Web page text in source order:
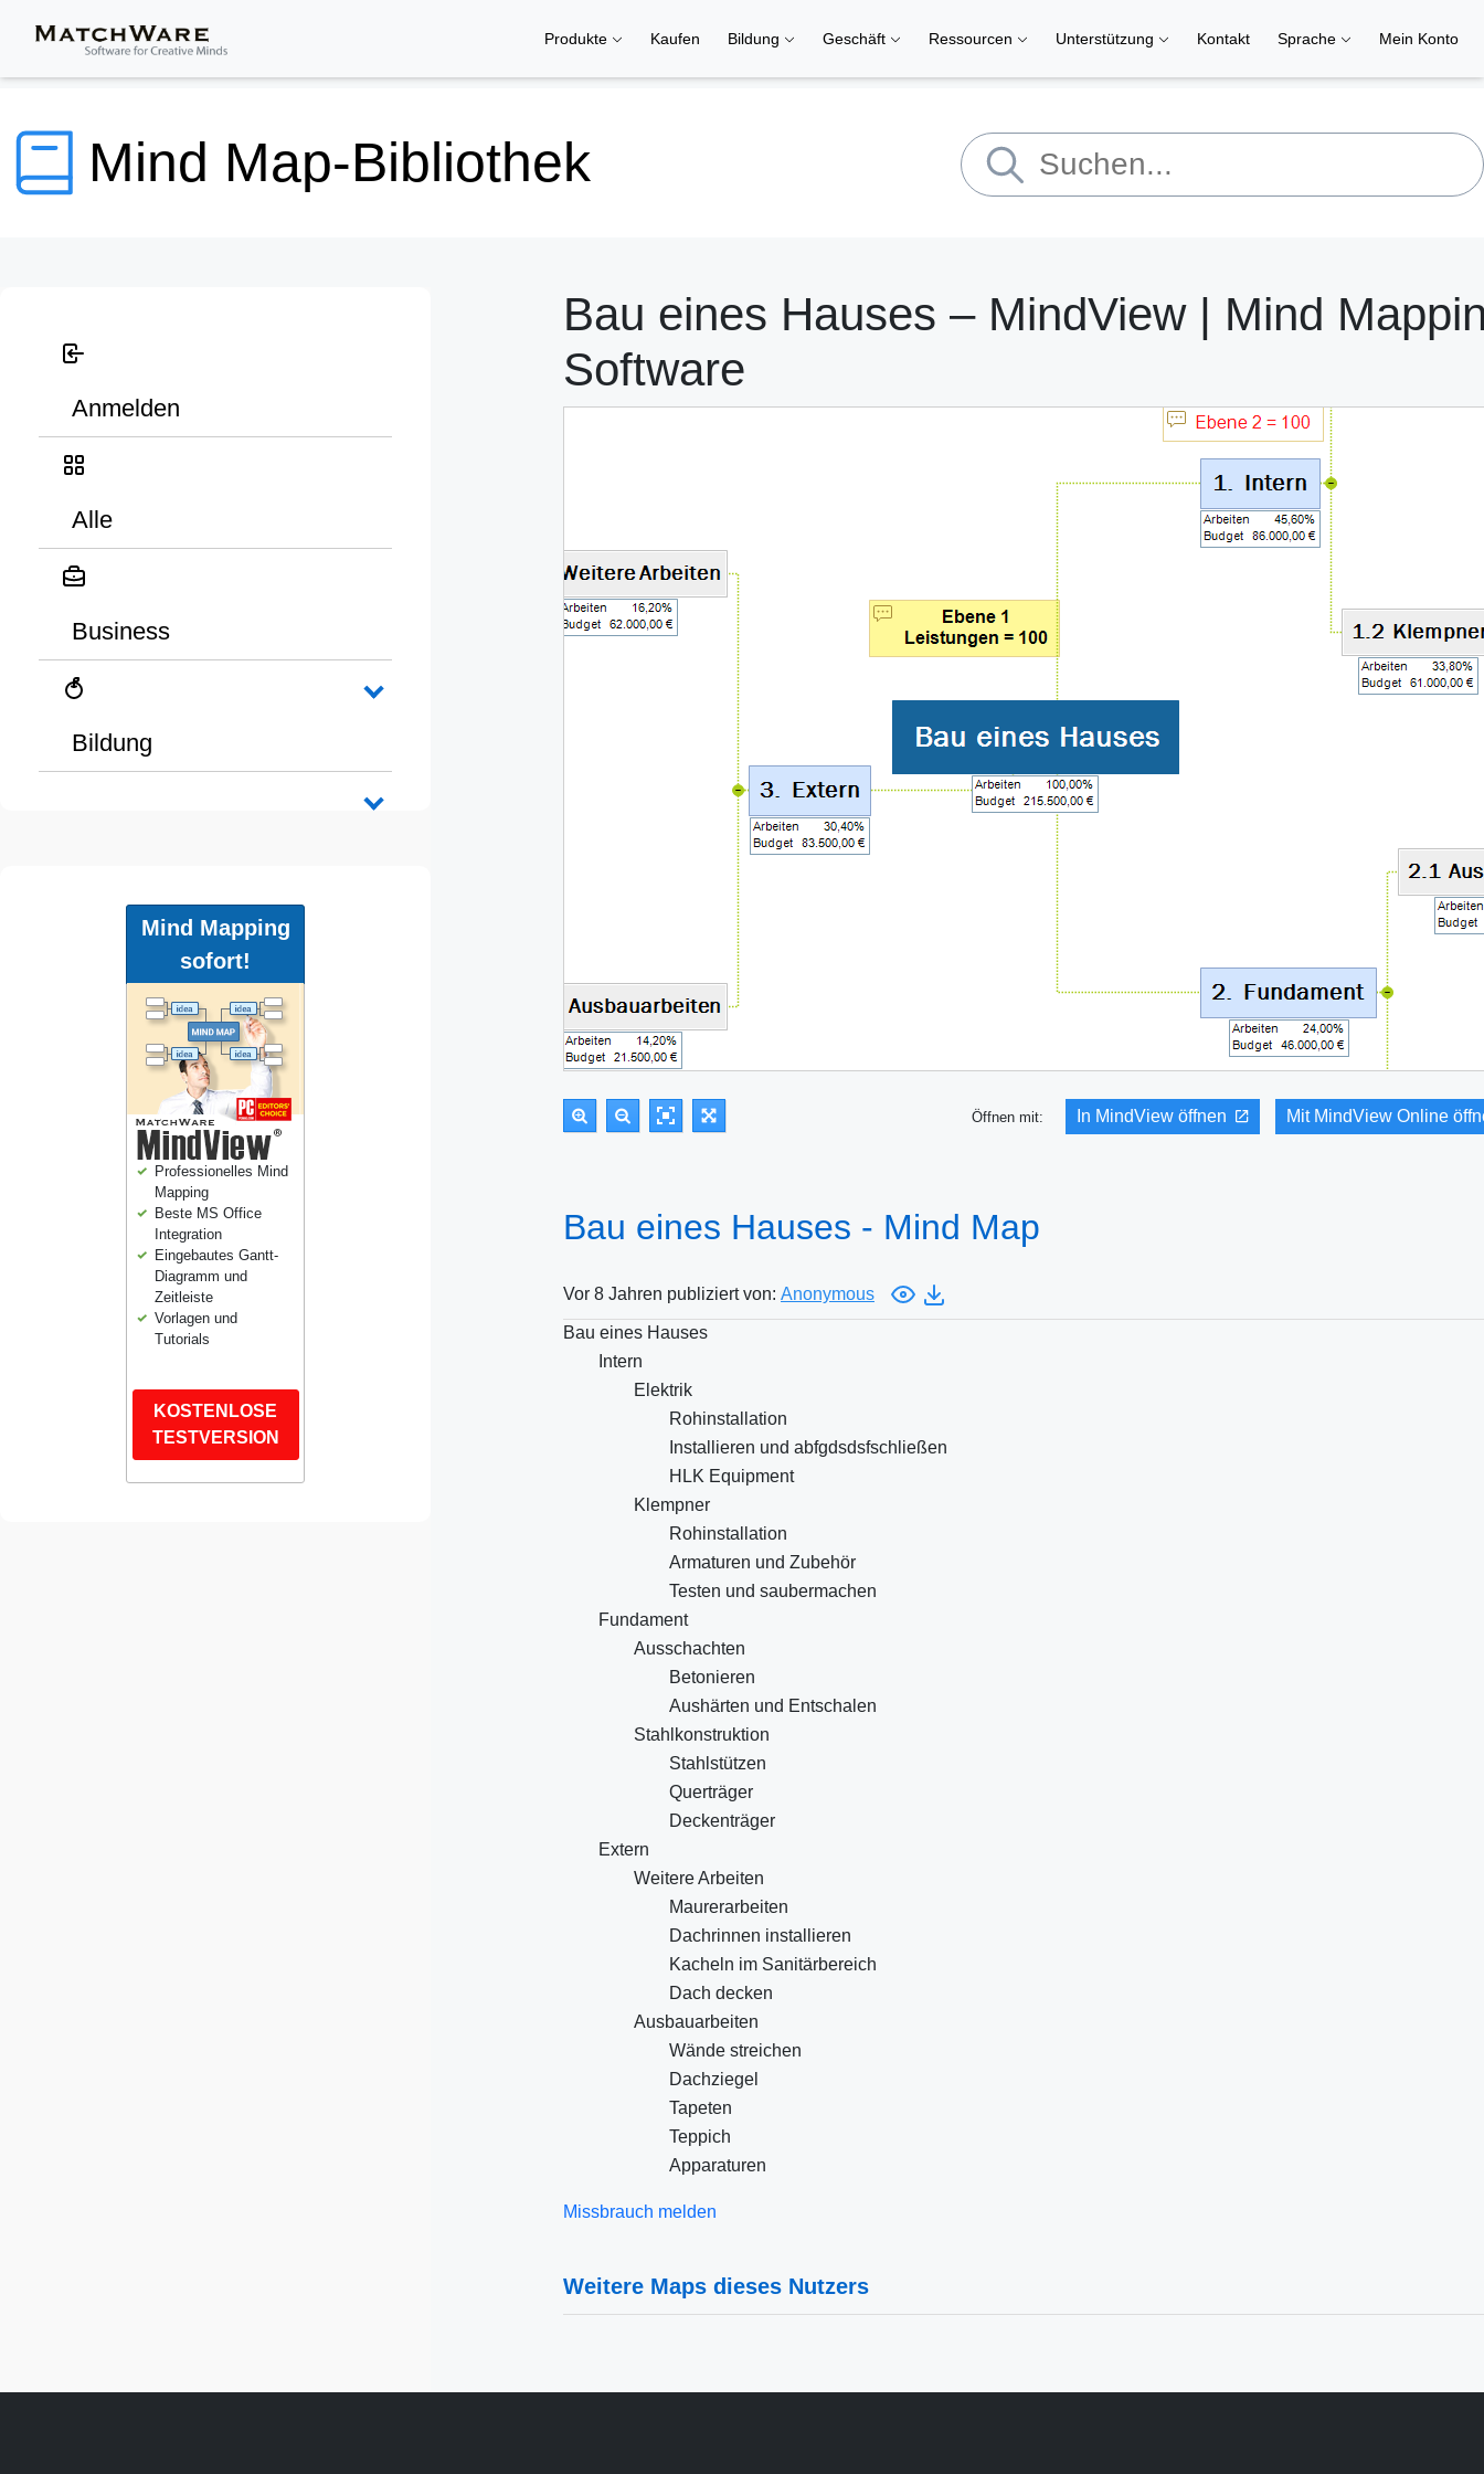
Produkte Kaufen Bildung Geschäft Ressourcen Unterstützung Kontakt Sprache Mein Konto
Mind Map-Bibliothek
Anmelden
Alle
Business
Bildung
Mind Mapping
sofort!
Professionelles Mind
Mapping
Beste MS Office
Integration
Eingebautes Gantt-
Diagramm und
Zeitleiste
Vorlagen und
Tutorials
KOSTENLOSE
TESTVERSION
Bau eines Hauses – MindView | Mind
Software
Öffnen mit: In MindView öffnen Mit MindView Online
Bau eines Hauses - Mind Map
Vor 8 Jahren publiziert von: Anonymous
Bau eines Hauses
Intern
Elektrik
Rohinstallation
Installieren und abfgdsdsfschließen
HLK Equipment
Klempner
Rohinstallation
Armaturen und Zubehör
Testen und saubermachen
Fundament
Ausschachten
Betonieren
Aushärten und Entschalen
Stahlkonstruktion
Stahlstützen
Querträger
Deckenträger
Extern
Weitere Arbeiten
Maurerarbeiten
Dachrinnen installieren
Kacheln im Sanitärbereich
Dach decken
Ausbauarbeiten
Wände streichen
Dachziegel
Tapeten
Teppich
Apparaturen
Missbrauch melden
Weitere Maps dieses Nutzers